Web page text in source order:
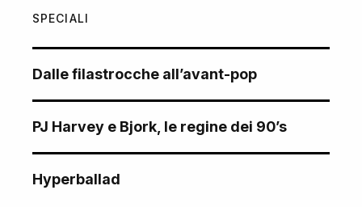
SPECIALI
Dalle filastrocche all’avant-pop
PJ Harvey e Bjork, le regine dei 90’s
Hyperballad